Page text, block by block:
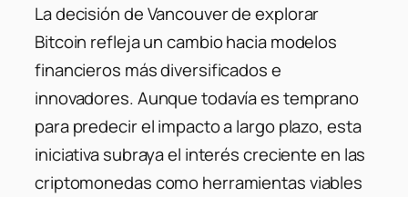
La decisión de Vancouver de explorar
Bitcoin refleja un cambio hacia modelos
financieros más diversificados e
innovadores. Aunque todavía es temprano
para predecir el impacto a largo plazo, esta
iniciativa subraya el interés creciente en las
criptomonedas como herramientas viables